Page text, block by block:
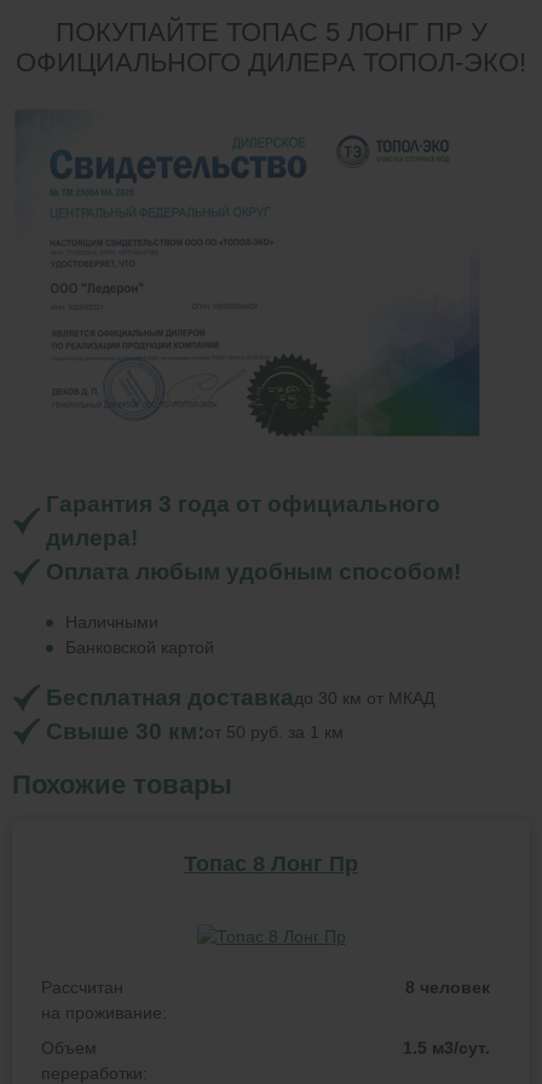
ПОКУПАЙТЕ ТОПАС 5 ЛОНГ ПР У
ОФИЦИАЛЬНОГО ДИЛЕРА ТОПОЛ-ЭКО!
Гарантия 3 года от официального
дилера!
Оплата любым удобным способом!
Наличными
Банковской картой
Бесплатная доставкадо 30 км от МКАД
Свыше 30 км:от 50 руб. за 1 км
Похожие товары
Топас 8 Лонг Пр
Рассчитан
на проживание:
8 человек
Объем
переработки:
1.5 м3/сут.